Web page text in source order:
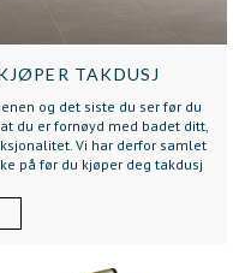
TAKDUSJ
og det siste du ser før du
du er fornøyd med badet ditt,
Vi har derfor samlet
på før du kjøper deg takdusj